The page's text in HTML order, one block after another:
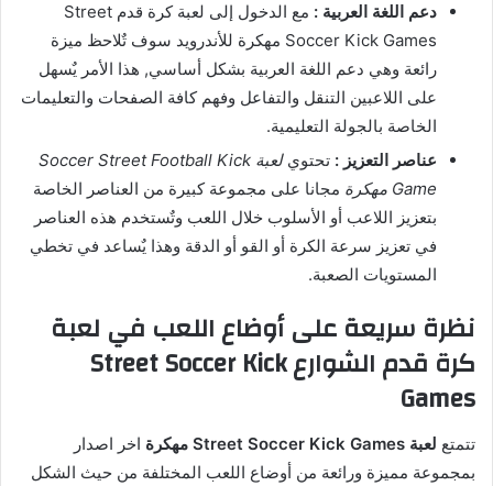
دعم اللغة العربية :
مع الدخول إلى لعبة كرة قدم Street
Soccer Kick Games مهكرة للأندرويد سوف تٌلاحظ ميزة
رائعة وهي دعم اللغة العربية بشكل أساسي, هذا الأمر يٌسهل
على اللاعبين التنقل والتفاعل وفهم كافة الصفحات والتعليمات
الخاصة بالجولة التعليمية.
عناصر التعزيز : تحتوي
لعبة Soccer Street Football Kick
Game مهكرة
مجانا على مجموعة كبيرة من العناصر الخاصة
بتعزيز اللاعب أو الأسلوب خلال اللعب وتٌستخدم هذه العناصر
في تعزيز سرعة الكرة أو القو أو الدقة وهذا يٌساعد في تخطي
المستويات الصعبة.
نظرة سريعة على أوضاع اللعب في لعبة
كرة قدم الشوارع Street Soccer Kick
Games
تتمتع لعبة Street Soccer Kick Games مهكرة
اخر اصدار
بمجموعة مميزة ورائعة من أوضاع اللعب المختلفة من حيث الشكل